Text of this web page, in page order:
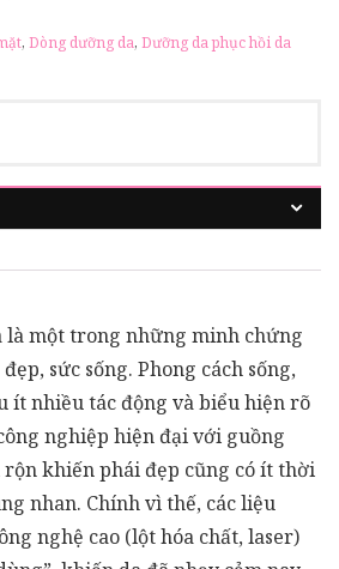
, Dòng dưỡng da, Dưỡng da phục hồi da
là một trong những minh chứng
sức sống. Phong cách sống,
ít nhiều tác động và biểu hiện rõ
nghiệp hiện đại với guồng
rộn khiến phái đẹp cũng có ít thời
nhan. Chính vì thế, các liệu
nghệ cao (lột hóa chất, laser)